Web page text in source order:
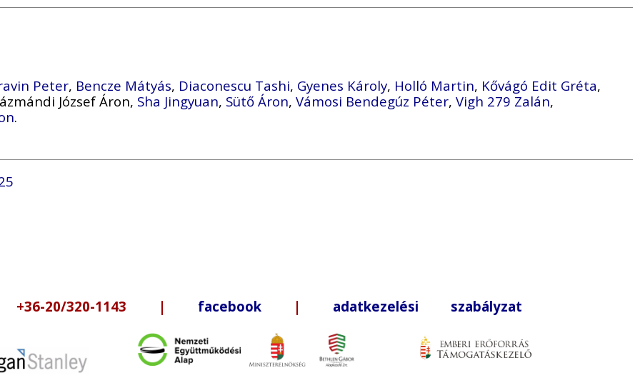
Peter, Bencze Mátyás, Diaconescu Tashi, Gyenes Károly, Holló Martin, Kővágó Edit Gréta,
József Áron, Sha Jingyuan, Sütő Áron, Vámosi Bendegúz Péter, Vigh 279 Zalán,
.
20/320-1143 | facebook | adatkezelési szabályzat